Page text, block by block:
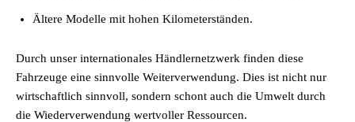
Ältere Modelle mit hohen Kilometerständen.
Durch unser internationales Händlernetzwerk finden diese
Fahrzeuge eine sinnvolle Weiterverwendung. Dies ist nicht nur
wirtschaftlich sinnvoll, sondern schont auch die Umwelt durch
die Wiederverwendung wertvoller Ressourcen.